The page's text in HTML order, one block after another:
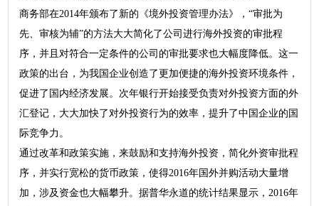
商务部在2014年颁布了新的《境外投资管理办法》，“审批为
先、审核为辅”的方法大大简化了公司进行海外投资的审批程
序，并且对符合一定条件的公司的审批要求也大幅度降低。这一
政策的出台，为我国企业创造了更加便捷的海外投资环境条件，
促进了国内经济发展。次年银行开始接受负责对外投资方面的外
汇登记，大大加快了对外投资行为的效率，提升了中国企业的国
际竞争力。
通过改革和政策实施，来鼓励和支持海外投资，简化外资审批程
序，并实行宽松的货币政策，使得2016年国外并购活动大量增
加，涉及资金也大幅攀升。据普华永道的统计结果显示，2016年